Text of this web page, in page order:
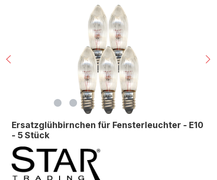
Ersatzglühbirnchen für Fensterleuchter - E10
- 5 Stück